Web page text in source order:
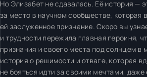
Но Элизабет не сдавалась. Её история —
за место в научном сообществе, которая
ей заслуженное признание. Скоро вы
и трудности пережила главная героиня,
признания и своего места под солнцем в
история о решимости и отваге, которая
не бояться идти за своими мечтами, даже